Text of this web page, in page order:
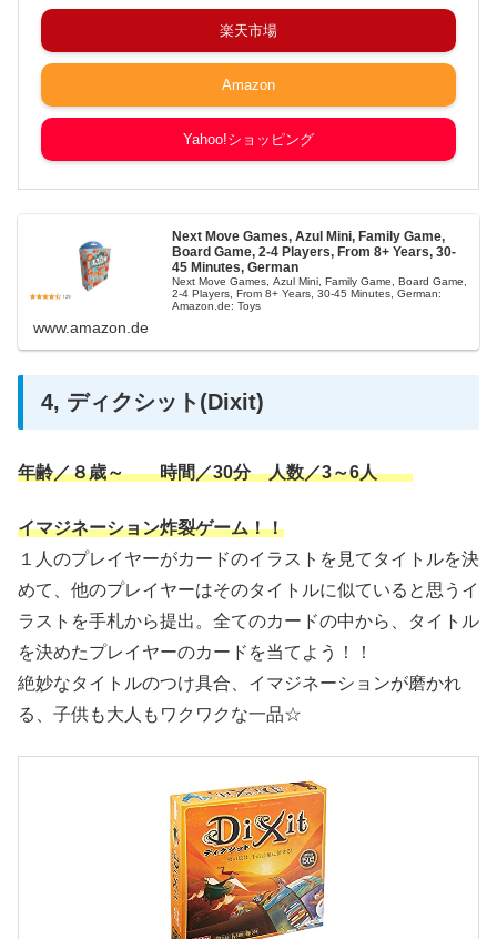
楽天市場
Amazon
Yahoo!ショッピング
Next Move Games, Azul Mini, Family Game,
Board Game, 2-4 Players, From 8+ Years, 30-
45 Minutes, German
Next Move Games, Azul Mini, Family Game, Board Game,
2-4 Players, From 8+ Years, 30-45 Minutes, German:
Amazon.de: Toys
www.amazon.de
4, ディクシット(Dixit)
年齢／８歳～ 時間／30分 人数／3～6人
イマジネーション炸裂ゲーム！！
１人のプレイヤーがカードのイラストを見てタイトルを決
めて、他のプレイヤーはそのタイトルに似ていると思うイ
ラストを手札から提出。全てのカードの中から、タイトル
を決めたプレイヤーのカードを当てよう！！
絶妙なタイトルのつけ具合、イマジネーションが磨かれ
る、子供も大人もワクワクな一品☆